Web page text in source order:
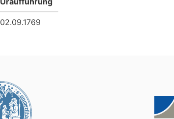
02.09.1769